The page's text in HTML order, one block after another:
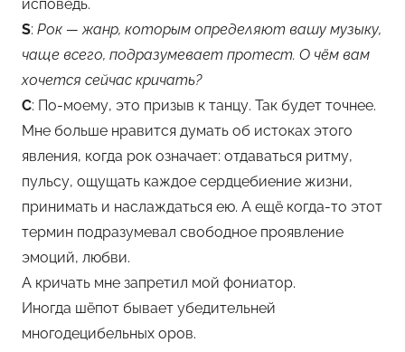
исповедь.
S: Рок — жанр, которым определяют вашу музыку,
чаще всего, подразумевает протест. О чём вам
хочется сейчас кричать?
С: По-моему, это призыв к танцу. Так будет точнее.
Мне больше нравится думать об истоках этого
явления, когда рок означает: отдаваться ритму,
пульсу, ощущать каждое сердцебиение жизни,
принимать и наслаждаться ею. А ещё когда-то этот
термин подразумевал свободное проявление
эмоций, любви.
А кричать мне запретил мой фониатор.
Иногда шёпот бывает убедительней
многодецибельных оров.